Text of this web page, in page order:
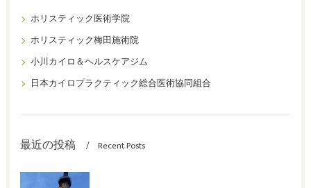
ホリスティック医術学院
ホリスティック梅田施術院
小川カイロ＆ヘルスケアジム
日本カイロプラクティック総合医術協同組合
最近の投稿 Recent Posts